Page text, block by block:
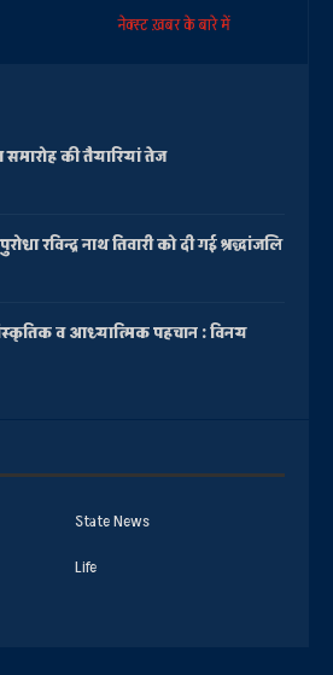
State News
Life
नेक्स्ट ख़बर के बारे में
समारोह की तैयारियां तेज
रविन्द्र नाथ तिवारी को दी गई श्रद्धांजलि
व आध्यात्मिक पहचान : विनय